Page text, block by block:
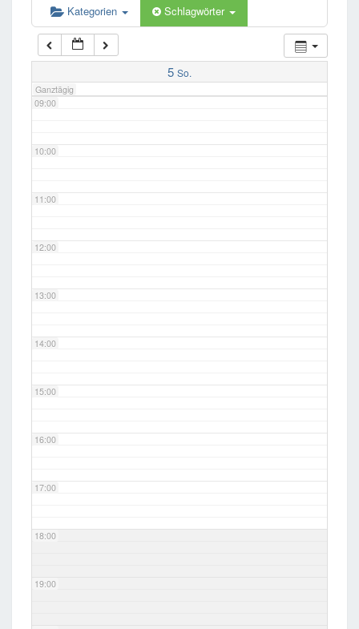
Kategorien Schlagwörter
5 So.
Ganztägig
07:00
08:00
09:00
10:00
11:00
12:00
13:00
14:00
15:00
16:00
17:00
18:00
19:00